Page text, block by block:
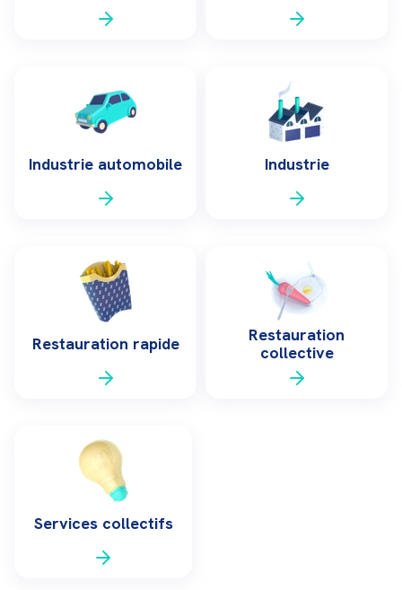
Industrie automobile Industrie
Restauration rapide
Restauration
collective
Services collectifs